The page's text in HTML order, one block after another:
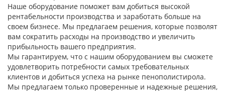
Наше оборудование поможет вам добиться высокой
рентабельности производства и заработать больше на
своем бизнесе. Мы предлагаем решения, которые позволят
вам сократить расходы на производство и увеличить
прибыльность вашего предприятия.
Мы гарантируем, что с нашим оборудованием вы сможете
удовлетворить потребности самых требовательных
клиентов и добиться успеха на рынке пенополистирола.
Мы предлагаем только проверенные и надежные решения,